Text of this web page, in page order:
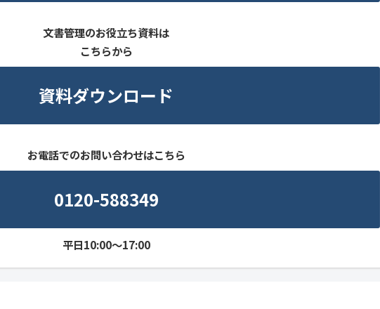
文書管理のお役立ち資料は
こちらから
資料ダウンロード
お電話でのお問い合わせはこちら
0120-588349
平日10:00～17:00